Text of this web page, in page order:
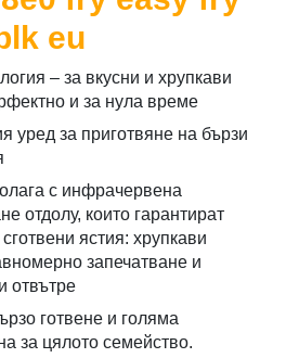
eu
– за вкусни и хрупкави
и за нула време
уред за приготвяне на бързи
с инфрачервена
отдолу, които гарантират
ястия: хрупкави
запечатване и
отвътре
готвене и голяма
за цялото семейство.